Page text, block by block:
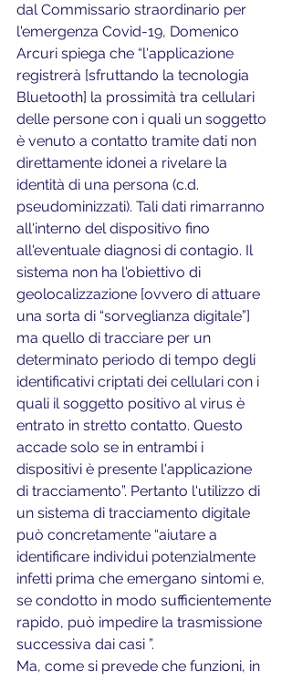
dal Commissario straordinario per
l'emergenza Covid-19, Domenico
Arcuri spiega che “l'applicazione
registrerà [sfruttando la tecnologia
Bluetooth] la prossimità tra cellulari
delle persone con i quali un soggetto
è venuto a contatto tramite dati non
direttamente idonei a rivelare la
identità di una persona (c.d.
pseudominizzati). Tali dati rimarranno
all'interno del dispositivo fino
all'eventuale diagnosi di contagio. Il
sistema non ha l'obiettivo di
geolocalizzazione [ovvero di attuare
una sorta di “sorveglianza digitale”]
ma quello di tracciare per un
determinato periodo di tempo degli
identificativi criptati dei cellulari con i
quali il soggetto positivo al virus è
entrato in stretto contatto. Questo
accade solo se in entrambi i
dispositivi è presente l'applicazione
di tracciamento”. Pertanto l'utilizzo di
un sistema di tracciamento digitale
può concretamente “aiutare a
identificare individui potenzialmente
infetti prima che emergano sintomi e,
se condotto in modo sufficientemente
rapido, può impedire la trasmissione
successiva dai casi ”.
Ma, come si prevede che funzioni, in